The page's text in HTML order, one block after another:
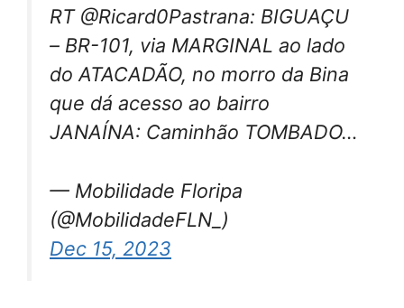
RT @Ricard0Pastrana: BIGUAÇU
– BR-101, via MARGINAL ao lado
do ATACADÃO, no morro da Bina
que dá acesso ao bairro
JANAÍNA: Caminhão TOMBADO…
— Mobilidade Floripa
(@MobilidadeFLN_)
Dec 15, 2023